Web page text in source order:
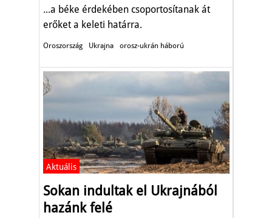
...a béke érdekében csoportosítanak át
erőket a keleti határra.
Oroszország Ukrajna orosz-ukrán háború
Aktuális
Sokan indultak el Ukrajnából
hazánk felé